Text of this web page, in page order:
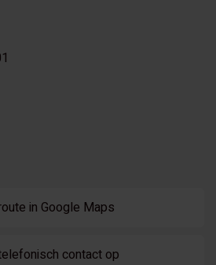
in Google Maps
contact op